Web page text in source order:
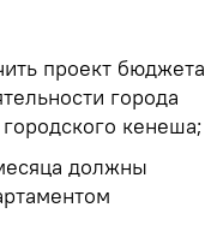
проект бюджета
города
кенеша;
должны